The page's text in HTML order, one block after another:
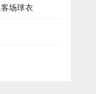
场球衣